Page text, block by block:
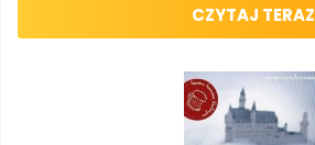
CZYTAJ TERAZ